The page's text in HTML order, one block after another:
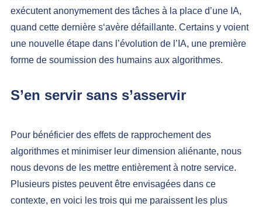
exécutent anonymement des tâches à la place d’une IA,
quand cette dernière s‘avère défaillante. Certains y voient
une nouvelle étape dans l’évolution de l’IA, une première
forme de soumission des humains aux algorithmes.
S’en servir sans s’asservir
Pour bénéficier des effets de rapprochement des
algorithmes et minimiser leur dimension aliénante, nous
nous devons de les mettre entièrement à notre service.
Plusieurs pistes peuvent être envisagées dans ce
contexte, en voici les trois qui me paraissent les plus